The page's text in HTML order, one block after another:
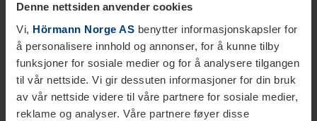
Denne nettsiden anvender cookies
Vi, Hörmann Norge AS benytter informasjonskapsler for
å personalisere innhold og annonser, for å kunne tilby
funksjoner for sosiale medier og for å analysere tilgangen
til vår nettside. Vi gir dessuten informasjoner for din bruk
av vår nettside videre til våre partnere for sosiale medier,
reklame og analyser. Våre partnere føyer disse